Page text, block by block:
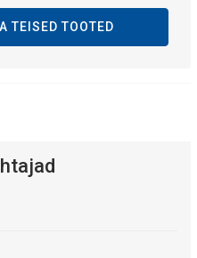
TEISED TOOTED